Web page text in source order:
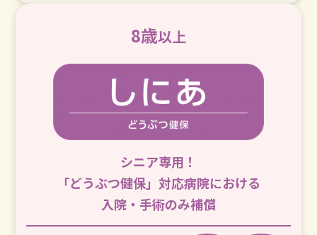
8歳以上
シニア専用！
「どうぶつ健保」対応病院における
入院・手術のみ補償